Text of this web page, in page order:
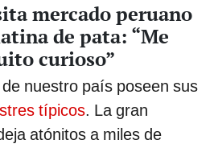
mercado peruano
de pata: “Me
curioso”
nuestro país poseen sus
típicos. La gran
atónitos a miles de